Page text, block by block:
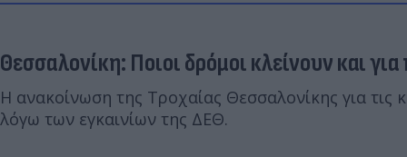
Θεσσαλονίκη: Ποιοι δρόμοι κλείνουν και
Η ανακοίνωση της Τροχαίας Θεσσαλονίκης για τις
λόγω των εγκαινίων της ΔΕΘ.